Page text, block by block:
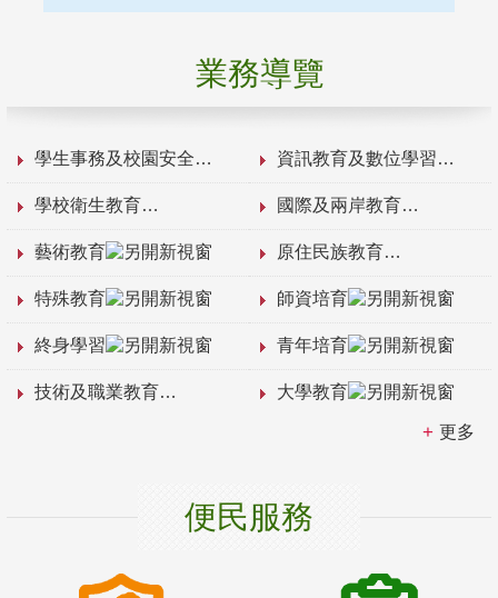
業務導覽
學生事務及校園安全 資訊教育及數位學習
學校衛生教育 國際及兩岸教育
藝術教育 原住民族教育
特殊教育 師資培育
終身學習 青年培育
技術及職業教育 大學教育
更多
便民服務